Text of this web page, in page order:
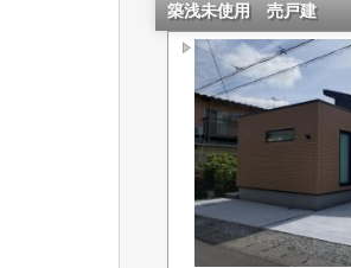
築浅未使用 売戸建